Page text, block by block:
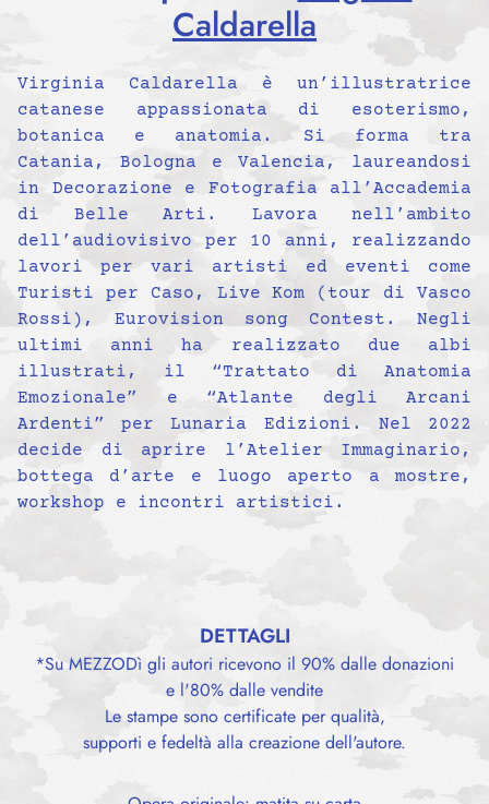
Caldarella
Virginia Caldarella è un’illustratrice
catanese appassionata di esoterismo,
botanica e anatomia. Si forma tra
Catania, Bologna e Valencia, laureandosi
in Decorazione e Fotografia all’Accademia
di Belle Arti. Lavora nell’ambito
dell’audiovisivo per 10 anni, realizzando
lavori per vari artisti ed eventi come
Turisti per Caso, Live Kom (tour di Vasco
Rossi), Eurovision song Contest. Negli
ultimi anni ha realizzato due albi
illustrati, il “Trattato di Anatomia
Emozionale” e “Atlante degli Arcani
Ardenti” per Lunaria Edizioni. Nel 2022
decide di aprire l’Atelier Immaginario,
bottega d’arte e luogo aperto a mostre,
workshop e incontri artistici.
DETTAGLI
*Su MEZZODì gli autori ricevono il 90% dalle donazioni
e l'80% dalle vendite
Le stampe sono certificate per qualità,
supporti e fedeltà alla creazione dell'autore.